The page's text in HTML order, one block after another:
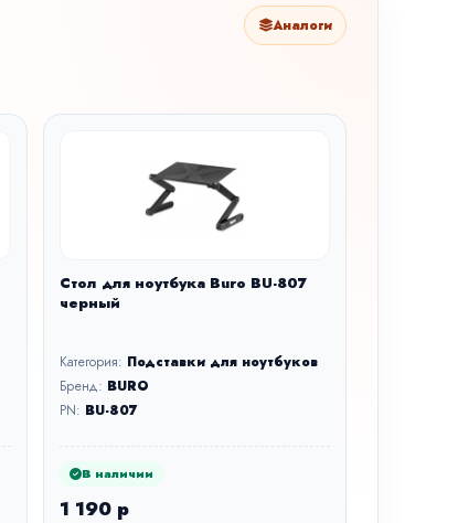
Аналоги
Стол для ноутбука Buro BU-807
черный
Категория: Подставки для ноутбуков
Бренд: BURO
PN: BU-807
В наличии
1 190 р